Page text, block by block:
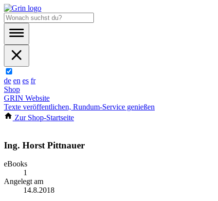
de en es fr
Shop
GRIN Website
Texte veröffentlichen, Rundum-Service genießen
Zur Shop-Startseite
Ing. Horst Pittnauer
eBooks
1
Angelegt am
14.8.2018